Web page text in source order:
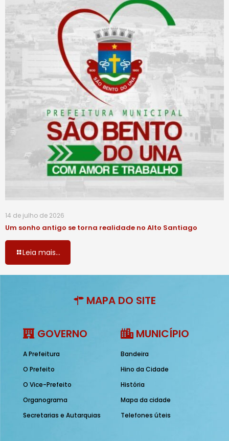
14 de julho de 2026
Um sonho antigo se torna realidade no Alto Santiago
Leia mais...
MAPA DO SITE
GOVERNO
A Prefeitura
O Prefeito
O Vice-Prefeito
Organograma
Secretarias e Autarquias
MUNICÍPIO
Bandeira
Hino da Cidade
História
Mapa da cidade
Telefones úteis